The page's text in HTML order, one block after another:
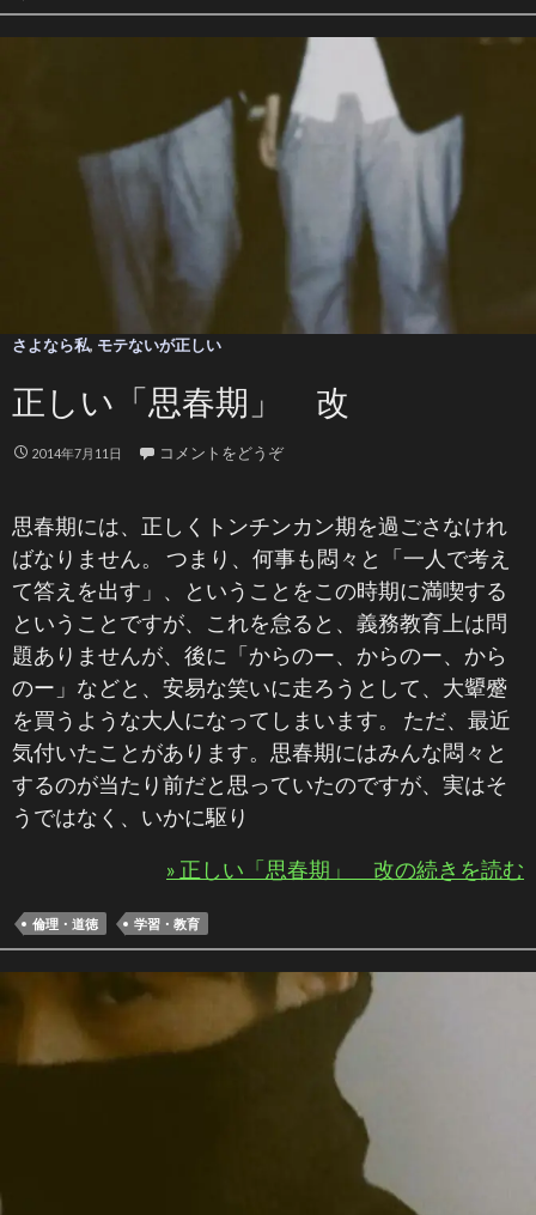
さよなら私, モテないが正しい
正しい「思春期」 改
2014年7月11日 コメントをどうぞ
思春期には、正しくトンチンカン期を過ごさなけれ
ばなりません。 つまり、何事も悶々と「一人で考え
て答えを出す」、ということをこの時期に満喫する
ということですが、これを怠ると、義務教育上は問
題ありませんが、後に「からのー、からのー、から
のー」などと、安易な笑いに走ろうとして、大顰蹙
を買うような大人になってしまいます。 ただ、最近
気付いたことがあります。思春期にはみんな悶々と
するのが当たり前だと思っていたのですが、実はそ
うではなく、いかに駆り
» 正しい「思春期」 改の続きを読む
倫理・道徳 学習・教育